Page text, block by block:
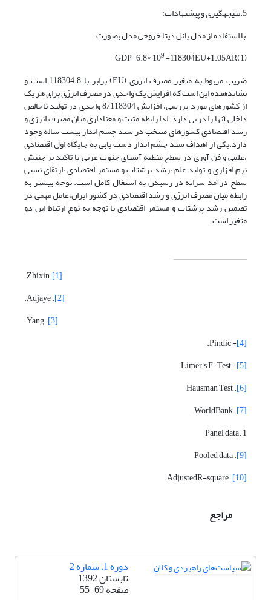
5.نتیجه­گیری و پیشنهادات:
با استفاده از مدل پانل دیتا خروجی مدل بصورت
GDP=6.8× 109 +118304EU+1.05AR(1)
ضریب مربوط به متغیر مصرف انرژی (EU) برابر با 118304.8 است و
نشان‏دهنده این است که افزایش یک واحدی در مصرف انرژی برای هر یک
از کشورهای مورد بررسی، افزایش 8/118304 واحدی در تولید ناخالص
داخلی آنها را در پی دارد. لذا رابطه مثبت و معناداری میان مصرف انرژی و
رشد اقتصادی کشورهای منتخب در سند چشم انداز بیست ساله وجود
دارد.یکی از اهداف سند چشم انداز دست یابی به جایگاه اول اقتصادی
،علمی و فن آوری در سطح منطقه آسیای جنوب غربی با تاکید بر جنبش
نرم افزاری و تولید علم ،رشد پرشتاب و مستمر اقتصادی ،ارتقای نسبی
سطح درآمد سرانه در رسیدن به اشتغال کامل است. توجه بیشتر به
رابطه میان مصرف انرژی و رشد اقتصادی در کشور ایران،عامل مهمی در
تضمین رشد پرشتاب و مستمر اقتصادی با توجه به نوع ارتباط این دو
متغیر است.
[1]
.Zhixin.
[2]
. Adjaye.
[3]
. Yang.
[4]
- Pindic.
[5]
- Limer's F-Test.
[6]
. Hausman Test
[7]
.WorldBank.
1 .Panel data
[9]
. Pooled data
[10]
.AdjustedR-square.
مراجع
دوره 1، شماره 2
تابستان 1392
صفحه55-69